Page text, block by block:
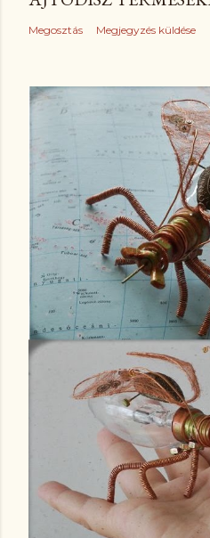
Megosztás Megjegyzés küldése